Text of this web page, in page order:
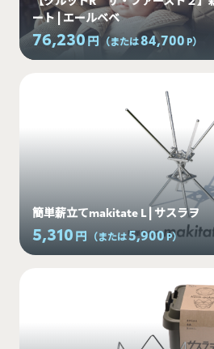
ート | エールベベ
76,230円（または84,700P）
簡単薪立てmakitate L | サスラヲ
5,310 円 （または5,900P）